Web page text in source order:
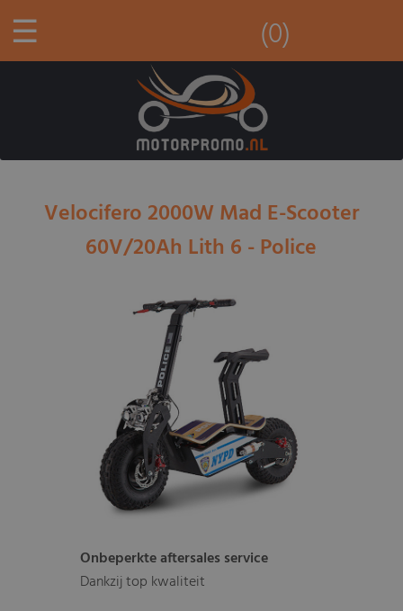
☰ (0)
Velocifero 2000W Mad E-Scooter
60V/20Ah Lith 6 - Police
Onbeperkte aftersales service
Dankzij top kwaliteit